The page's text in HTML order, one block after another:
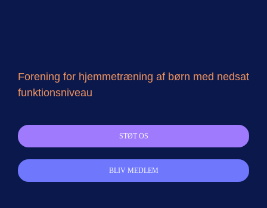
Forening for hjemmetræning af børn med nedsat
funktionsniveau
STØT OS
BLIV MEDLEM